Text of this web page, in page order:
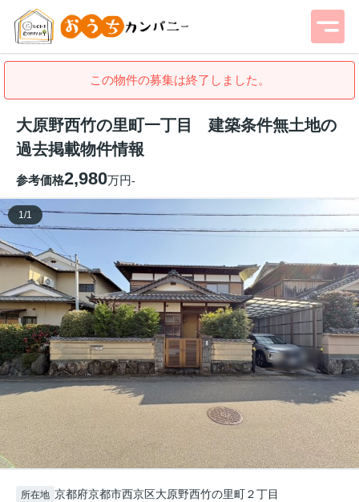
この物件の募集は終了しました。
大原野西竹の里町一丁目 建築条件無土地の
過去掲載物件情報
参考価格2,980万円-
1 /1
所在地 京都府京都市西京区大原野西竹の里町２丁目